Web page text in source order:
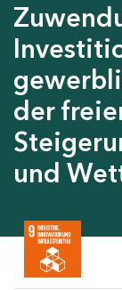
der
und